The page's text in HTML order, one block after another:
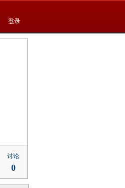
登录
讨论
0